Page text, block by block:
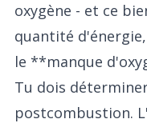
oxygène - et ce
quantité
le **manque
Tu dois
postcombustion.